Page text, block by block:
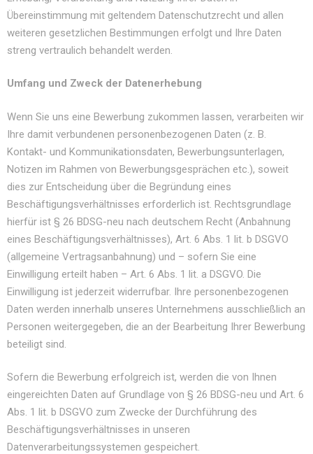
Übereinstimmung mit geltendem Datenschutzrecht und allen
weiteren gesetzlichen Bestimmungen erfolgt und Ihre Daten
streng vertraulich behandelt werden.
Umfang und Zweck der Datenerhebung
Wenn Sie uns eine Bewerbung zukommen lassen, verarbeiten wir
Ihre damit verbundenen personenbezogenen Daten (z. B.
Kontakt- und Kommunikationsdaten, Bewerbungsunterlagen,
Notizen im Rahmen von Bewerbungsgesprächen etc.), soweit
dies zur Entscheidung über die Begründung eines
Beschäftigungsverhältnisses erforderlich ist. Rechtsgrundlage
hierfür ist § 26 BDSG-neu nach deutschem Recht (Anbahnung
eines Beschäftigungsverhältnisses), Art. 6 Abs. 1 lit. b DSGVO
(allgemeine Vertragsanbahnung) und – sofern Sie eine
Einwilligung erteilt haben – Art. 6 Abs. 1 lit. a DSGVO. Die
Einwilligung ist jederzeit widerrufbar. Ihre personenbezogenen
Daten werden innerhalb unseres Unternehmens ausschließlich an
Personen weitergegeben, die an der Bearbeitung Ihrer Bewerbung
beteiligt sind.
Sofern die Bewerbung erfolgreich ist, werden die von Ihnen
eingereichten Daten auf Grundlage von § 26 BDSG-neu und Art. 6
Abs. 1 lit. b DSGVO zum Zwecke der Durchführung des
Beschäftigungsverhältnisses in unseren
Datenverarbeitungssystemen gespeichert.